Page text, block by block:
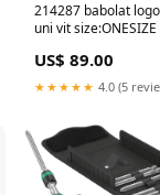
214287 babolat
uni vit size:ONESIZE
US$ 89.00
★★★★★ 4.0 (5